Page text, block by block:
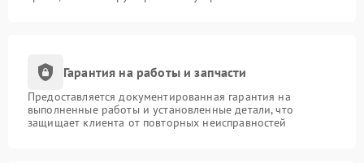
Гарантия на работы и запчасти
Предоставляется документированная гарантия на
выполненные работы и установленные детали, что
защищает клиента от повторных неисправностей